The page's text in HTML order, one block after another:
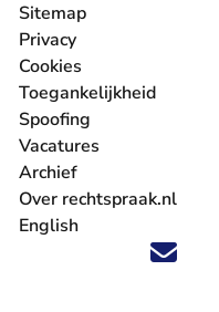
Volg ons op X (Twitter)
Volg ons op
Volg ons op
Volg ons op
Volg ons
'Blijf op
Sitemap
Privacy
Cookies
Toegankelijkheid
Spoofing
Vacatures
- U verlaat Rechtspraak.nl
Archief
Over rechtspraak.nl
English